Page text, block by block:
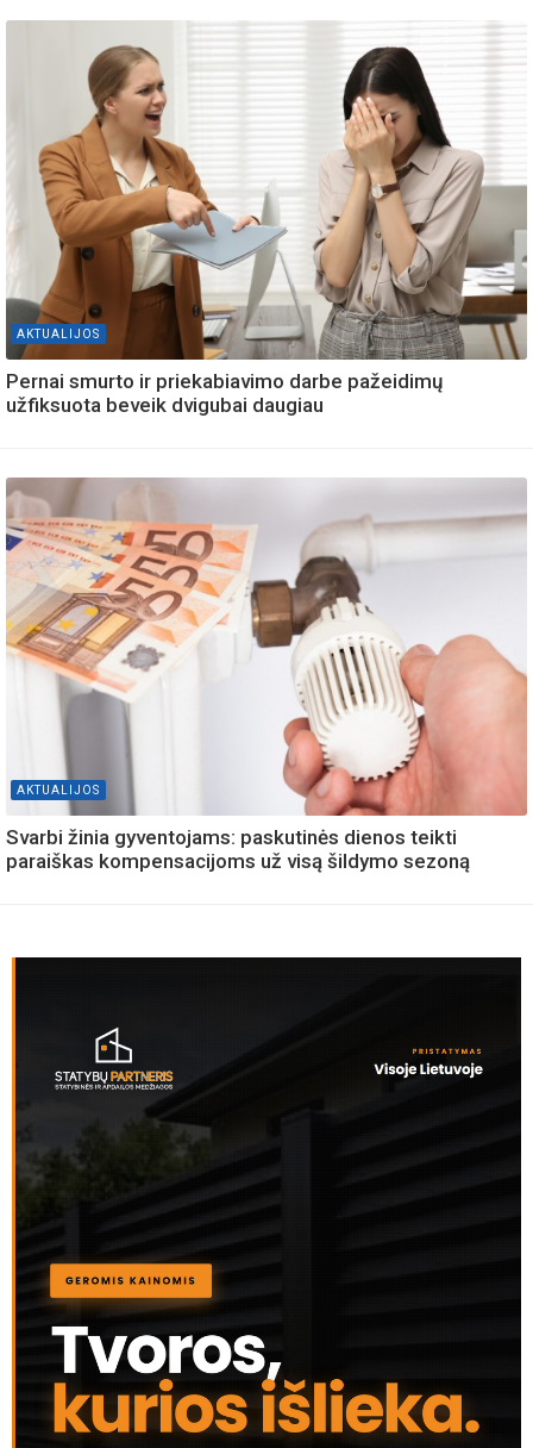
AKTUALIJOS
Pernai smurto ir priekabiavimo darbe pažeidimų
užfiksuota beveik dvigubai daugiau
AKTUALIJOS
Svarbi žinia gyventojams: paskutinės dienos teikti
paraiškas kompensacijoms už visą šildymo sezoną